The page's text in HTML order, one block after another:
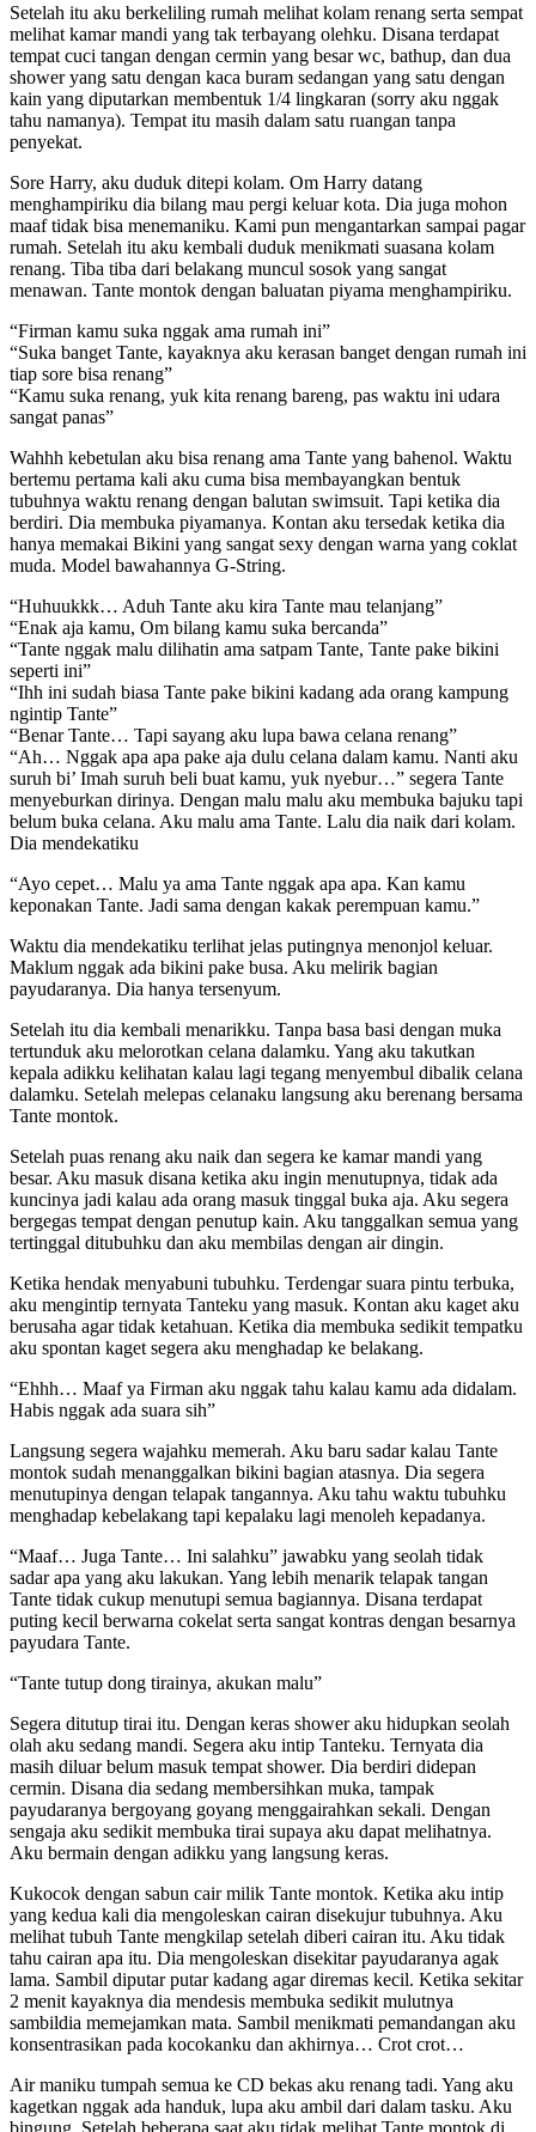
Setelah itu aku berkeliling rumah melihat kolam renang serta sempat
melihat kamar mandi yang tak terbayang olehku. Disana terdapat
tempat cuci tangan dengan cermin yang besar wc, bathup, dan dua
shower yang satu dengan kaca buram sedangan yang satu dengan
kain yang diputarkan membentuk 1/4 lingkaran (sorry aku nggak
tahu namanya). Tempat itu masih dalam satu ruangan tanpa
penyekat.
Sore Harry, aku duduk ditepi kolam. Om Harry datang
menghampiriku dia bilang mau pergi keluar kota. Dia juga mohon
maaf tidak bisa menemaniku. Kami pun mengantarkan sampai pagar
rumah. Setelah itu aku kembali duduk menikmati suasana kolam
renang. Tiba tiba dari belakang muncul sosok yang sangat
menawan. Tante montok dengan baluatan piyama menghampiriku.
“Firman kamu suka nggak ama rumah ini”
“Suka banget Tante, kayaknya aku kerasan banget dengan rumah ini
tiap sore bisa renang”
“Kamu suka renang, yuk kita renang bareng, pas waktu ini udara
sangat panas”
Wahhh kebetulan aku bisa renang ama Tante yang bahenol. Waktu
bertemu pertama kali aku cuma bisa membayangkan bentuk
tubuhnya waktu renang dengan balutan swimsuit. Tapi ketika dia
berdiri. Dia membuka piyamanya. Kontan aku tersedak ketika dia
hanya memakai Bikini yang sangat sexy dengan warna yang coklat
muda. Model bawahannya G-String.
“Huhuukkk… Aduh Tante aku kira Tante mau telanjang”
“Enak aja kamu, Om bilang kamu suka bercanda”
“Tante nggak malu dilihatin ama satpam Tante, Tante pake bikini
seperti ini”
“Ihh ini sudah biasa Tante pake bikini kadang ada orang kampung
ngintip Tante”
“Benar Tante… Tapi sayang aku lupa bawa celana renang”
“Ah… Nggak apa apa pake aja dulu celana dalam kamu. Nanti aku
suruh bi’ Imah suruh beli buat kamu, yuk nyebur…” segera Tante
menyeburkan dirinya. Dengan malu malu aku membuka bajuku tapi
belum buka celana. Aku malu ama Tante. Lalu dia naik dari kolam.
Dia mendekatiku
“Ayo cepet… Malu ya ama Tante nggak apa apa. Kan kamu
keponakan Tante. Jadi sama dengan kakak perempuan kamu.”
Waktu dia mendekatiku terlihat jelas putingnya menonjol keluar.
Maklum nggak ada bikini pake busa. Aku melirik bagian
payudaranya. Dia hanya tersenyum.
Setelah itu dia kembali menarikku. Tanpa basa basi dengan muka
tertunduk aku melorotkan celana dalamku. Yang aku takutkan
kepala adikku kelihatan kalau lagi tegang menyembul dibalik celana
dalamku. Setelah melepas celanaku langsung aku berenang bersama
Tante montok.
Setelah puas renang aku naik dan segera ke kamar mandi yang
besar. Aku masuk disana ketika aku ingin menutupnya, tidak ada
kuncinya jadi kalau ada orang masuk tinggal buka aja. Aku segera
bergegas tempat dengan penutup kain. Aku tanggalkan semua yang
tertinggal ditubuhku dan aku membilas dengan air dingin.
Ketika hendak menyabuni tubuhku. Terdengar suara pintu terbuka,
aku mengintip ternyata Tanteku yang masuk. Kontan aku kaget aku
berusaha agar tidak ketahuan. Ketika dia membuka sedikit tempatku
aku spontan kaget segera aku menghadap ke belakang.
“Ehhh… Maaf ya Firman aku nggak tahu kalau kamu ada didalam.
Habis nggak ada suara sih”
Langsung segera wajahku memerah. Aku baru sadar kalau Tante
montok sudah menanggalkan bikini bagian atasnya. Dia segera
menutupinya dengan telapak tangannya. Aku tahu waktu tubuhku
menghadap kebelakang tapi kepalaku lagi menoleh kepadanya.
“Maaf… Juga Tante… Ini salahku” jawabku yang seolah tidak
sadar apa yang aku lakukan. Yang lebih menarik telapak tangan
Tante tidak cukup menutupi semua bagiannya. Disana terdapat
puting kecil berwarna cokelat serta sangat kontras dengan besarnya
payudara Tante.
“Tante tutup dong tirainya, akukan malu”
Segera ditutup tirai itu. Dengan keras shower aku hidupkan seolah
olah aku sedang mandi. Segera aku intip Tanteku. Ternyata dia
masih diluar belum masuk tempat shower. Dia berdiri didepan
cermin. Disana dia sedang membersihkan muka, tampak
payudaranya bergoyang goyang menggairahkan sekali. Dengan
sengaja aku sedikit membuka tirai supaya aku dapat melihatnya.
Aku bermain dengan adikku yang langsung keras.
Kukocok dengan sabun cair milik Tante montok. Ketika aku intip
yang kedua kali dia mengoleskan cairan disekujur tubuhnya. Aku
melihat tubuh Tante mengkilap setelah diberi cairan itu. Aku tidak
tahu cairan apa itu. Dia mengoleskan disekitar payudaranya agak
lama. Sambil diputar putar kadang agar diremas kecil. Ketika sekitar
2 menit kayaknya dia mendesis membuka sedikit mulutnya
sambildia memejamkan mata. Sambil menikmati pemandangan aku
konsentrasikan pada kocokanku dan akhirnya… Crot crot…
Air maniku tumpah semua ke CD bekas aku renang tadi. Yang aku
kagetkan nggak ada handuk, lupa aku ambil dari dalam tasku. Aku
bingung. Setelah beberapa saat aku tidak melihat Tante montok di